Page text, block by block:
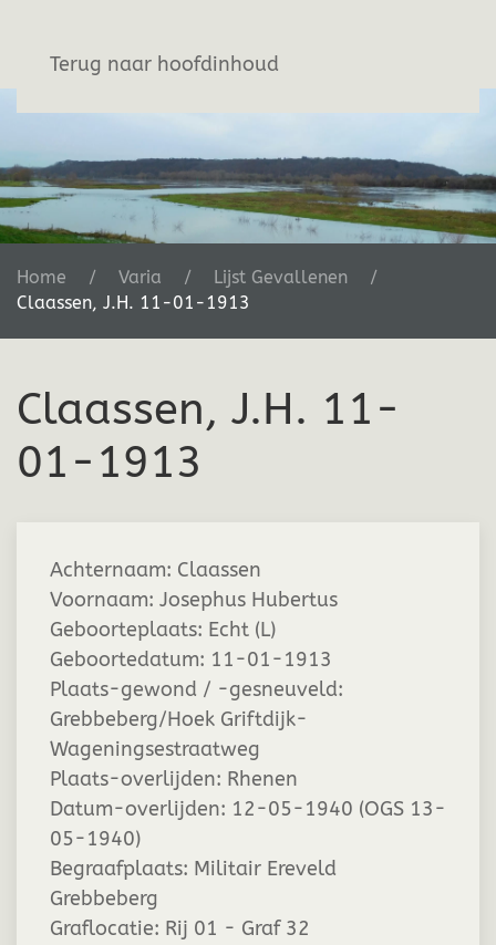
Terug naar hoofdinhoud
Home Varia
Lijst Gevallenen
Claassen, J.H. 11-01-1913
Claassen, J.H. 11-
01-1913
Achternaam: Claassen
Voornaam: Josephus Hubertus
Geboorteplaats: Echt (L)
Geboortedatum: 11-01-1913
Plaats-gewond / -gesneuveld:
Grebbeberg/Hoek Griftdijk-
Wageningsestraatweg
Plaats-overlijden: Rhenen
Datum-overlijden: 12-05-1940 (OGS 13-
05-1940)
Begraafplaats: Militair Ereveld
Grebbeberg
Graflocatie: Rij 01 - Graf 32